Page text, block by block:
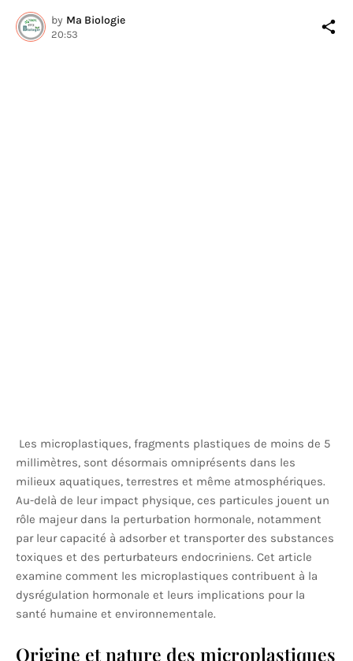
by Ma Biologie
20:53
Les microplastiques, fragments plastiques de moins de 5
millimètres, sont désormais omniprésents dans les
milieux aquatiques, terrestres et même atmosphériques.
Au-delà de leur impact physique, ces particules jouent un
rôle majeur dans la perturbation hormonale, notamment
par leur capacité à adsorber et transporter des substances
toxiques et des perturbateurs endocriniens. Cet article
examine comment les microplastiques contribuent à la
dysrégulation hormonale et leurs implications pour la
santé humaine et environnementale.
Origine et nature des microplastiques